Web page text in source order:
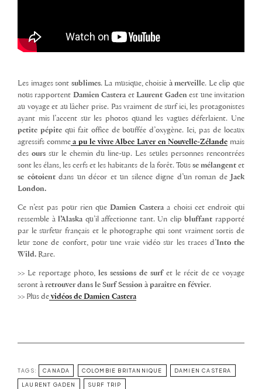
Les images sont sublimes. La musique, choisie à merveille. Le clip que
nous rapportent Damien Castera etLaurent Gaden est une invitation
au voyage et au lâcher prise. Pas vraiment de surf ici, les protagonistes
ayant mis l’accent sur les photos quand les vagues déferlaient. Une
petite pépitequi fait office de bouffée d’oxygène. Ici, pas de locaux
agressifs commea pu le vivre Albee Layer en Nouvelle-Zélande mais
des ours sur le chemin du line-up. Les seules personnes rencontrées
sont les élans, les cerfs et les habitants de la forêt. Tous se mélangentet
se côtoient dans un décor et un silence digne d’un roman de
Jack
London.
Ce n’est pas pour rien que Damien Castera a choisi cet endroit qui
ressemble àl’Alaska qu’il affectionne tant. Un clip bluffant rapporté
par le surfeur français et le photographe qui sont vraiment sortis de
leur zone de confort, pour une vraie vidéo sur les traces d’Into the
Wild. Rare.
>> Le reportage photo, les sessions de surf et le récit de ce voyage
seront à retrouver dans le Surf Session à paraître en février.
>> Plus de vidéos de Damien Castera
TAGS: CANADA COLOMBIE BRITANNIQUE DAMIEN CASTERA
LAURENT GADEN SURF TRIP